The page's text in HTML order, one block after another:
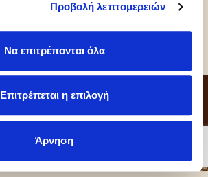
Προβολή λεπτομερειών
Να επιτρέπονται όλα
Επιτρέπεται η επιλογή
Άρνηση
CONTACT
ΚΩΔΙΚΑΣ ΔΕΟΝΤΟΛΟΓΙΑΣ
MRM